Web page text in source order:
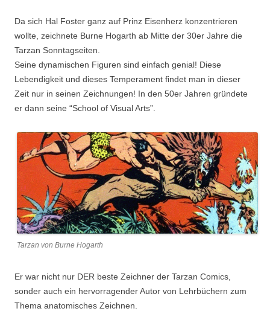
Da sich Hal Foster ganz auf Prinz Eisenherz konzentrieren
wollte, zeichnete Burne Hogarth ab Mitte der 30er Jahre die
Tarzan Sonntagseiten.
Seine dynamischen Figuren sind einfach genial! Diese
Lebendigkeit und dieses Temperament findet man in dieser
Zeit nur in seinen Zeichnungen! In den 50er Jahren gründete
er dann seine “School of Visual Arts”.
Tarzan von Burne Hogarth
Er war nicht nur DER beste Zeichner der Tarzan Comics,
sonder auch ein hervorragender Autor von Lehrbüchern zum
Thema anatomisches Zeichnen.